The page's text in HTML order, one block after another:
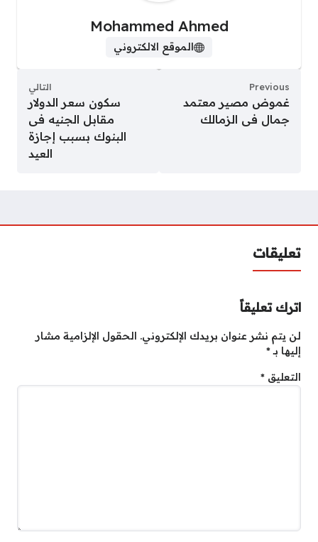
Mohammed Ahmed
الموقع الالكتروني
Previous
غموض مصير معتمد
جمال فى الزمالك
التالي
سكون سعر الدولار
مقابل الجنيه فى
البنوك بسبب إجازة
العيد
تعليقات
اترك تعليقاً
لن يتم نشر عنوان بريدك الإلكتروني. الحقول الإلزامية مشار
إليها بـ*
التعليق *